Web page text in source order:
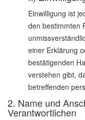
Einwilligung ist
den bestimmten
einer Erklärung
bestätigenden
verstehen gibt,
betreffenden
2. Name und
Verantwortlichen